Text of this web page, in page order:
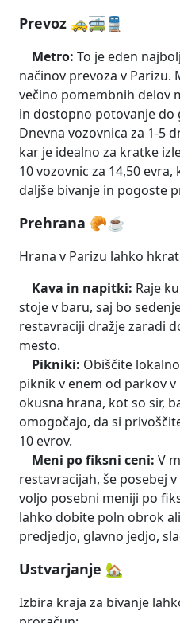
Prevoz 🚕🚎🚆
Metro: To je eden
načinov prevoza v
večino pomembnih delov
in dostopno potovanje do
Dnevna vozovnica za 1-5
kar je idealno za kratke
10 vozovnic za 14,50
daljše bivanje in pogoste
Prehrana 🥐☕
Hrana v Parizu lahko
Kava in napitki: Raje
stoje v baru, saj bo
restavraciji dražje zaradi
mesto.
Pikniki: Obiščite
piknik v enem od parkov
okusna hrana, kot so sir,
omogočajo, da si
10 evrov.
Meni po fiksni ceni: V
restavracijah, še posebej
voljo posebni meniji po
lahko dobite poln obrok
predjedjo, glavno jedjo,
Ustvarjanje 🏡
Izbira kraja za bivanje